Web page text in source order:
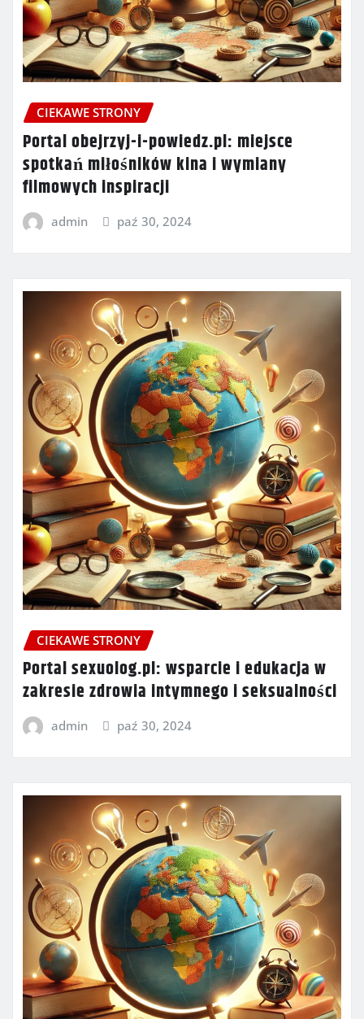
CIEKAWE STRONY
Portal obejrzyj-i-powiedz.pl: miejsce
spotkań miłośników kina i wymiany
filmowych inspiracji
admin paź 30, 2024
CIEKAWE STRONY
Portal sexuolog.pl: wsparcie i edukacja w
zakresie zdrowia intymnego i seksualności
admin paź 30, 2024